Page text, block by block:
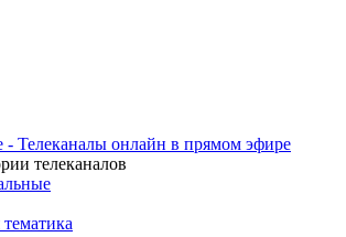
- Телеканалы онлайн в прямом эфире
телеканалов